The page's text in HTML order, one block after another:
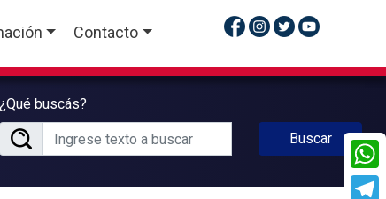
Contacto
¿Qué buscás?
Buscar